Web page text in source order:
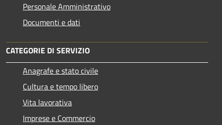
Personale Amministrativo
Documenti e dati
CATEGORIE DI SERVIZIO
Anagrafe e stato civile
Cultura e tempo libero
Vita lavorativa
Imprese e Commercio